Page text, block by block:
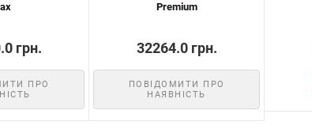
грн.
ПРО
Premium
32264.0 грн.
ПОВІДОМИТИ ПРО
НАЯВНІСТЬ